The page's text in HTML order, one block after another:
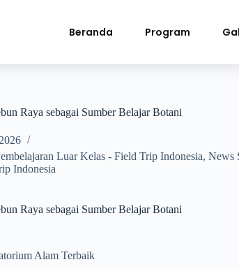
Beranda Program
Raya sebagai Sumber Belajar Botani
Luar Kelas - Field Trip Indonesia, News
Indonesia
Raya sebagai Sumber Belajar Botani
Alam Terbaik